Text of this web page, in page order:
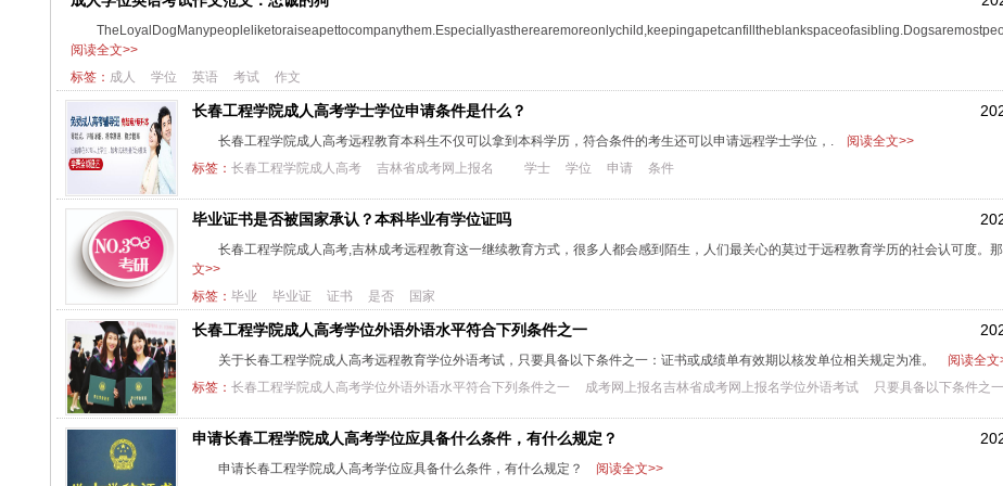
阅读全文>>
标签： 成人 学位 英语 考试 作文
长春工程学院成人高考学士学位申请条件是什么？
长春工程学院成人高考远程教育本科生不仅可以拿到本科学历，符合条件的考生还可以申请远程学士学位，.
阅读全文>>
标签： 长春工程学院成人高考 吉林省成考网上报名 学士 学位 申请 条件
毕业证书是否被国家承认？本科毕业有学位证吗
长春工程学院成人高考,吉林成考远程教育这一继续教育方式，很多人都会感到陌生，人们最关心的莫过于远程教育学历的社会认可度。那
文>>
标签： 毕业 毕业证 证书 是否 国家
长春工程学院成人高考学位外语外语水平符合下列条件之一
关于长春工程学院成人高考远程教育学位外语考试，只要具备以下条件之一：证书或成绩单有效期以核发单位相关规定为准。
阅读全文
标签： 长春工程学院成人高考学位外语外语水平符合下列条件之一 成考网上报名吉林省成考网上报名学位外语考试 只要具备以下条件之一
申请长春工程学院成人高考学位应具备什么条件，有什么规定？
申请长春工程学院成人高考学位应具备什么条件，有什么规定？ 阅读全文>>